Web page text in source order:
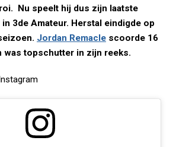
Nu speelt hij dus zijn laatste
3de Amateur. Herstal eindigde op
Jordan Remacle scoorde 16
was topschutter in zijn reeks.